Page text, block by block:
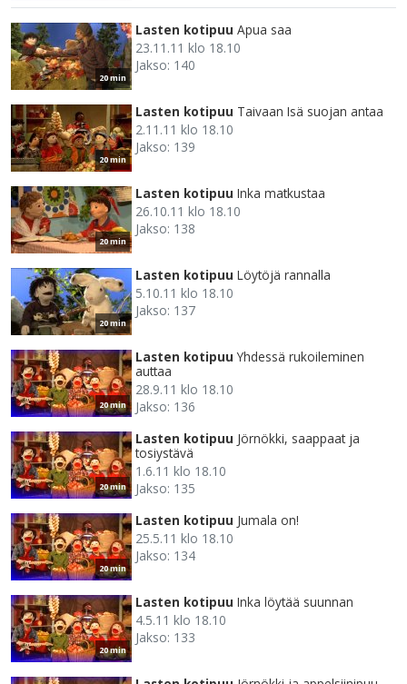
20 min
Lasten kotipuu Apua saa
23.11.11 klo 18.10
Jakso: 140
20 min
Lasten kotipuu Taivaan Isä suojan antaa
2.11.11 klo 18.10
Jakso: 139
20 min
Lasten kotipuu Inka matkustaa
26.10.11 klo 18.10
Jakso: 138
20 min
Lasten kotipuu Löytöjä rannalla
5.10.11 klo 18.10
Jakso: 137
20 min
Lasten kotipuu Yhdessä rukoileminen
auttaa
28.9.11 klo 18.10
Jakso: 136
20 min
Lasten kotipuu Jörnökki, saappaat ja
tosiystävä
1.6.11 klo 18.10
Jakso: 135
20 min
Lasten kotipuu Jumala on!
25.5.11 klo 18.10
Jakso: 134
20 min
Lasten kotipuu Inka löytää suunnan
4.5.11 klo 18.10
Jakso: 133